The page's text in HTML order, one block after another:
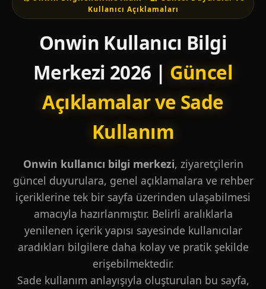
Kullanıcı Açıklamaları
Onwin Kullanıcı Bilgi
Merkezi 2026 | Güncel
Açıklamalar ve Sade
Kullanım
Onwin kullanıcı bilgi merkezi, ziyaretçilerin
güncel duyurulara, genel açıklamalara ve rehber
içeriklerine tek bir sayfa üzerinden ulaşabilmesi
amacıyla hazırlanmıştır. Belirli aralıklarla
yenilenen içerik yapısı sayesinde kullanıcılar
aradıkları bilgilere daha kolay ve pratik şekilde
erişebilmektedir.
Sade kullanım anlayışıyla oluşturulan bu sayfa,